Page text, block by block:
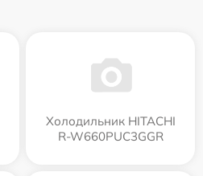
Холодильник HITACHI
R-W660PUC3GGR